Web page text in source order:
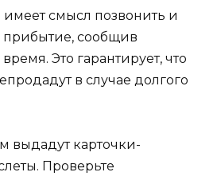
имеет смысл позвонить и
прибытие, сообщив
Это гарантирует, что
в случае долгого
выдадут карточки-
Проверьте